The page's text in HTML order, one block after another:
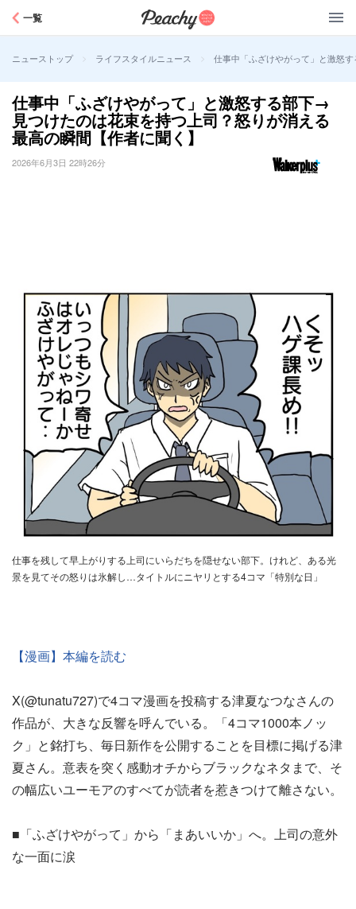
一覧
ニューストップ > ライフスタイルニュース > 仕事中「ふざけやがって」と激怒
仕事中「ふざけやがって」と激怒する部下→
見つけたのは花束を持つ上司？怒りが消える
最高の瞬間【作者に聞く】
2026年6月3日 22時26分
仕事を残して早上がりする上司にいらだちを隠せない部下。けれど、ある光
景を見てその怒りは氷解し…タイトルにニヤリとする4コマ「特別な日」
【漫画】本編を読む
X(@tunatu727)で4コマ漫画を投稿する津夏なつなさんの
作品が、大きな反響を呼んでいる。「4コマ1000本ノッ
ク」と銘打ち、毎日新作を公開することを目標に掲げる津
夏さん。意表を突く感動オチからブラックなネタまで、そ
の幅広いユーモアのすべてが読者を惹きつけて離さない。
■「ふざけやがって」から「まあいいか」へ。上司の意外
な一面に涙